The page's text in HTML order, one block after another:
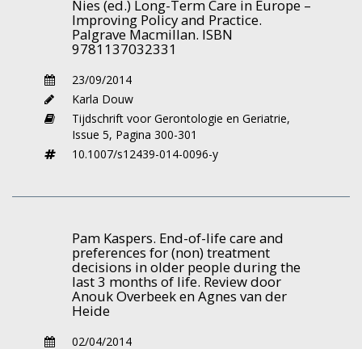
is en omdat er toch altijd spanning bestaat
als men naar de dokter gaat.
Wetzels, een pas begonnen huisarts, heeft
nagegaan hoe de mening van huisartsen in 7
landen was over de inbreng van ouderen. In
het algemeen werd er opgemerkt dat men van
mening is dat patiënten-inbreng een positieve
invloed heeft op de uitkomsten van het
onderzoek wel zou kunnen worden
Ook andere conclusies over de patiënten
inbreng lijken niet zo spannend. Zo wordt
nagegaan of een patiëntenfolder of een
patiëntensatisfactie vragenlijst invloed zou
verder dan te concluderen dat deze
Nies (ed.) Long-Term Care in Europe –
Improving Policy and Practice.
Palgrave Macmillan. ISBN
9781137032331
23/09/2014
Karla Douw
Tijdschrift voor Gerontologie en Geriatrie,
Issue 5, Pagina 300-301
10.1007/s12439-014-0096-y
Pam Kaspers. End-of-life care and
preferences for (non) treatment
decisions in older people during the
last 3 months of life. Review door
Anouk Overbeek en Agnes van der
Heide
02/04/2014